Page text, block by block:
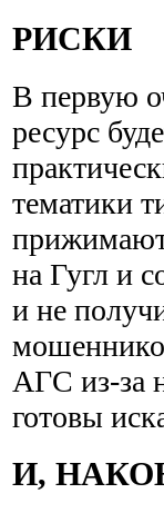
РИСКИ
В первую
ресурс
тематики
на Гугл и
и не
АГС из-за
готовы
И,